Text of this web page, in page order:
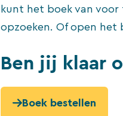
kunt het boek van
opzoeken. Of open het
Ben jij klaar
Boek bestellen